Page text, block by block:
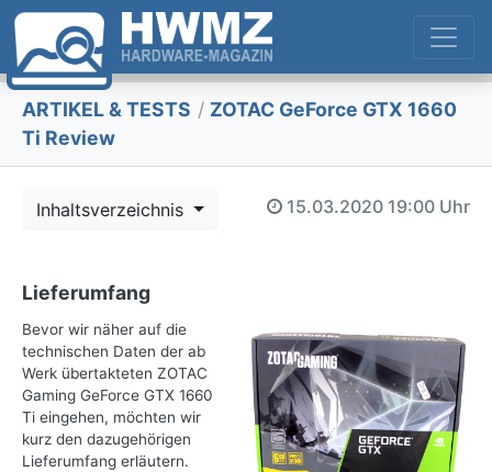
ARTIKEL & TESTS / ZOTAC GeForce GTX 1660
Ti Review
Inhaltsverzeichnis 15.03.2020 19:00 Uhr
Lieferumfang
Bevor wir näher auf die
technischen Daten der ab
Werk übertakteten ZOTAC
Gaming GeForce GTX 1660
Ti eingehen, möchten wir
kurz den dazugehörigen
Lieferumfang erläutern.